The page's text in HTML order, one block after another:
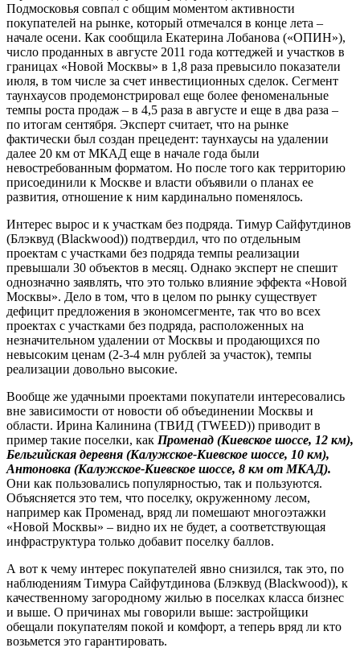
Подмосковья совпал с общим моментом активности
покупателей на рынке, который отмечался в конце лета –
начале осени. Как сообщила Екатерина Лобанова («ОПИН»),
число проданных в августе 2011 года коттеджей и участков в
границах «Новой Москвы» в 1,8 раза превысило показатели
июля, в том числе за счет инвестиционных сделок. Сегмент
таунхаусов продемонстрировал еще более феноменальные
темпы роста продаж – в 4,5 раза в августе и еще в два раза –
по итогам сентября. Эксперт считает, что на рынке
фактически был создан прецедент: таунхаусы на удалении
далее 20 км от МКАД еще в начале года были
невостребованным форматом. Но после того как территорию
присоединили к Москве и власти объявили о планах ее
развития, отношение к ним кардинально поменялось.
Интерес вырос и к участкам без подряда. Тимур Сайфутдинов
(Блэквуд (Blackwood)) подтвердил, что по отдельным
проектам с участками без подряда темпы реализации
превышали 30 объектов в месяц. Однако эксперт не спешит
однозначно заявлять, что это только влияние эффекта «Новой
Москвы». Дело в том, что в целом по рынку существует
дефицит предложения в экономсегменте, так что во всех
проектах с участками без подряда, расположенных на
незначительном удалении от Москвы и продающихся по
невысоким ценам (2-3-4 млн рублей за участок), темпы
реализации довольно высокие.
Вообще же удачными проектами покупатели интересовались
вне зависимости от новости об объединении Москвы и
области. Ирина Калинина (ТВИД (TWEED)) приводит в
пример такие поселки, как Променад (Киевское шоссе, 12 км),
Бельгийская деревня (Калужское-Киевское шоссе, 10 км),
Антоновка (Калужское-Киевское шоссе, 8 км от МКАД).
Они как пользовались популярностью, так и пользуются.
Объясняется это тем, что поселку, окруженному лесом,
например как Променад, вряд ли помешают многоэтажки
«Новой Москвы» – видно их не будет, а соответствующая
инфраструктура только добавит поселку баллов.
А вот к чему интерес покупателей явно снизился, так это, по
наблюдениям Тимура Сайфутдинова (Блэквуд (Blackwood)), к
качественному загородному жилью в поселках класса бизнес
и выше. О причинах мы говорили выше: застройщики
обещали покупателям покой и комфорт, а теперь вряд ли кто
возьмется это гарантировать.